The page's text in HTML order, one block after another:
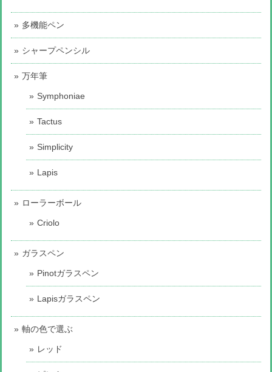
多機能ペン
シャープペンシル
万年筆
Symphoniae
Tactus
Simplicity
Lapis
ローラーボール
Criolo
ガラスペン
Pinotガラスペン
Lapisガラスペン
軸の色で選ぶ
レッド